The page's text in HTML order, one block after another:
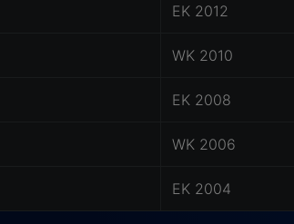
EK 2012
WK 2010
EK 2008
WK 2006
EK 2004